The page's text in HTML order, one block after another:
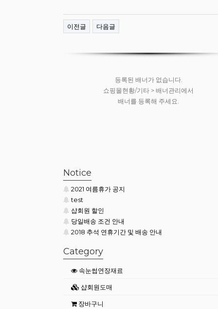
이전글 다음글
등록된 배너가 없습니다.
쇼핑몰현황/기타 > 배너관리에서
등록된 배너가 없습니다.
쇼핑몰현황/기타 > 배너관리에서
배너를 등록해 주세요.
Notice
2021 여름휴가 공지
test
샵회원 할인
당일배송 조건 안내
2018 추석 연휴기간 및 배송 안내
Category
속눈썹연장재료
샵회원도매
장바구니